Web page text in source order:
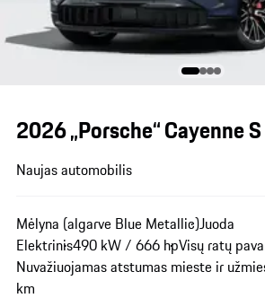
2026 „Porsche“ Cayenne
Naujas automobilis
Mėlyna (algarve Blue Metallic)Juoda
Elektrinis490 kW / 666 hpVisų ratų
Nuvažiuojamas atstumas mieste ir
km